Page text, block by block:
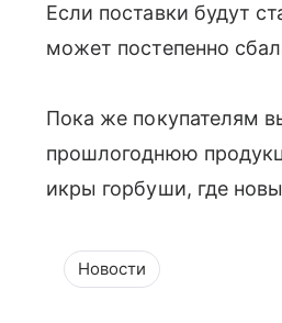
Если поставки будут
может постепенно
Пока же покупателям
прошлогоднюю
икры горбуши, где
Новости